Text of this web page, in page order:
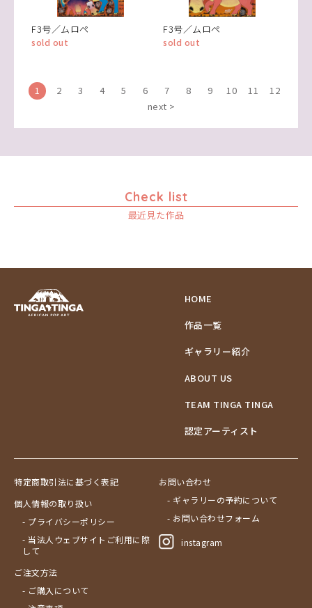
F3号／ムロペ
sold out
F3号／ムロペ
sold out
1 2 3 4 5 6 7 8 9 10 11
12
next >
Check list
最近見た作品
HOME
作品一覧
ギャラリー紹介
ABOUT US
TEAM TINGA TINGA
認定アーティスト
特定商取引法に基づく表記
個人情報の取り扱い
- プライバシーポリシー
- 当法人ウェブサイトご利用に際
して
ご注文方法
- ご購入について
お問い合わせ
- ギャラリーの予約について
- お問い合わせフォーム
instagram